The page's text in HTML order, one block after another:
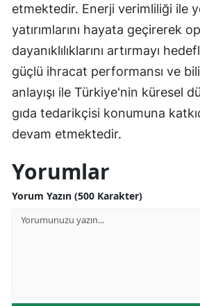
etmektedir. Enerji verimliliği ile
yatırımlarını hayata geçirerek
dayanıklılıklarını artırmayı
güçlü ihracat performansı ve
anlayışı ile Türkiye'nin küresel
gıda tedarikçisi konumuna
devam etmektedir.
Yorumlar
Yorum Yazın (500 Karakter)